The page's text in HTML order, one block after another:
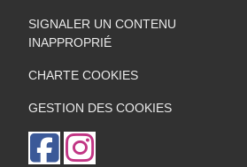
SIGNALER UN CONTENU
INAPPROPRIÉ
CHARTE COOKIES
GESTION DES COOKIES